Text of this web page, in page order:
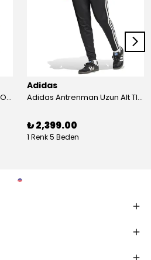
Adidas Antrenman Mont TIRO24 WINT JKT IJ7388
Adidas
Adidas Antrenman Uzun Alt TIRO ES PNT JD0442
₺ 2,399.00
1 Renk 5 Beden